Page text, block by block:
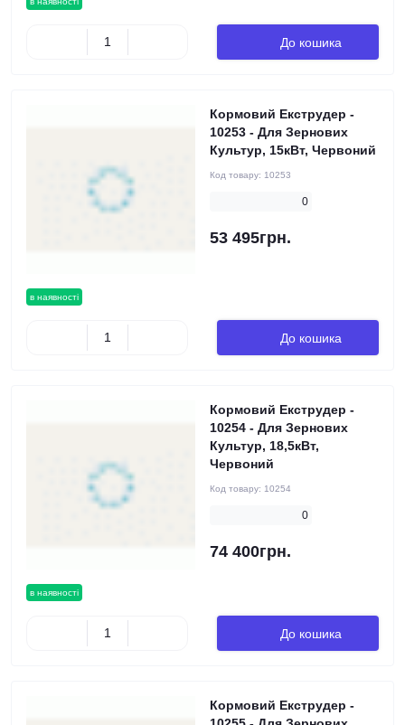
До кошика
в наявності
Кормовий Екструдер -
10253 - Для Зернових
Культур, 15кВт, Червоний
Код товару: 10253
0
53 495грн.
До кошика
в наявності
Кормовий Екструдер -
10254 - Для Зернових
Культур, 18,5кВт,
Червоний
Код товару: 10254
0
74 400грн.
До кошика
Кормовий Екструдер -